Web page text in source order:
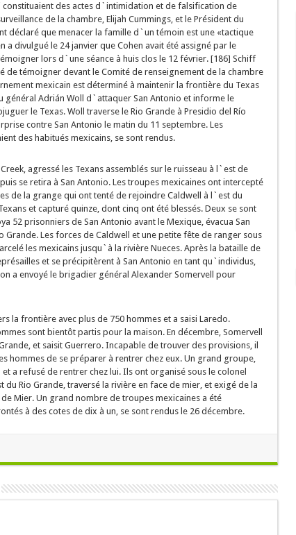
constituaient des actes d`intimidation et de falsification de
de la chambre, Elijah Cummings, et le Président du
déclaré que menacer la famille d`un témoin est une «tactique
a divulgué le 24 janvier que Cohen avait été assigné par le
lors d`une séance à huis clos le 12 février. [186] Schiff
de témoigner devant le Comité de renseignement de la chambre
mexicain est déterminé à maintenir la frontière du Texas
général Adrián Woll d`attaquer San Antonio et informe le
le Texas. Woll traverse le Rio Grande à Presidio del Río
contre San Antonio le matin du 11 septembre. Les
des habitués mexicains, se sont rendus.
agressé les Texans assemblés sur le ruisseau à l`est de
se retira à San Antonio. Les troupes mexicaines ont intercepté
de la grange qui ont tenté de rejoindre Caldwell à l`est du
et capturé quinze, dont cinq ont été blessés. Deux se sont
52 prisonniers de San Antonio avant le Mexique, évacua San
Grande. Les forces de Caldwell et une petite fête de ranger sous
les mexicains jusqu`à la rivière Nueces. Après la bataille de
et se précipitèrent à San Antonio en tant qu`individus,
a envoyé le brigadier général Alexander Somervell pour
la frontière avec plus de 750 hommes et a saisi Laredo.
sont bientôt partis pour la maison. En décembre, Somervell
et saisit Guerrero. Incapable de trouver des provisions, il
hommes de se préparer à rentrer chez eux. Un grand groupe,
a refusé de rentrer chez lui. Ils ont organisé sous le colonel
du Rio Grande, traversé la rivière en face de mier, et exigé de la
Mier. Un grand nombre de troupes mexicaines a été
à des cotes de dix à un, se sont rendus le 26 décembre.